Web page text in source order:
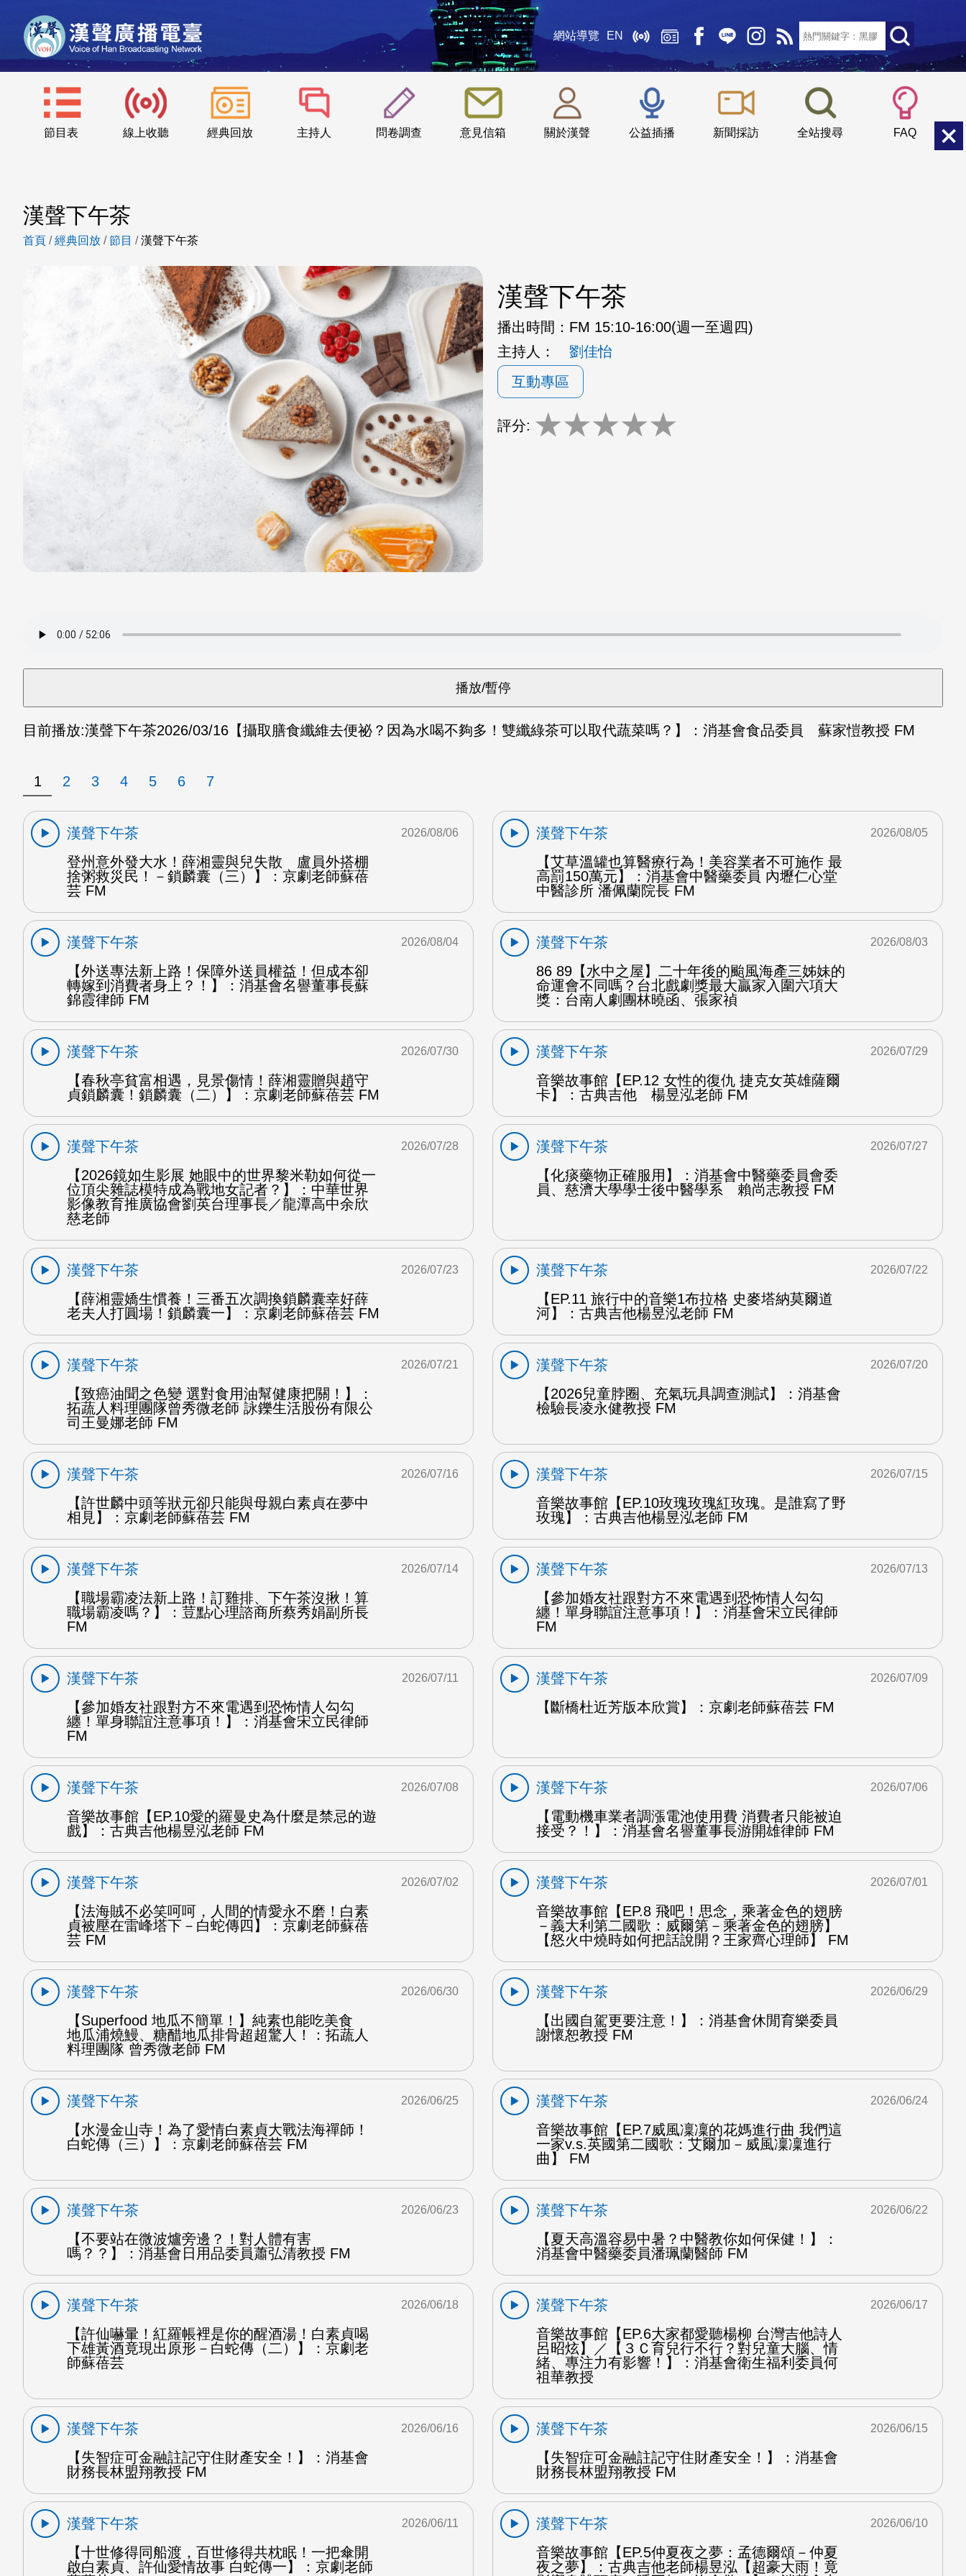
網站導覽 EN
節目表 線上收聽 經典回放 主持人 問卷調查 意見信箱 關於漢聲 公益插播 新聞採訪 全站搜尋 FAQ
::: 小 中
漢聲下午茶
首頁 /經典回放 /節目 /漢聲下午茶
漢聲下午茶
播出時間： FM 15:10-16:00(週一至週四)
主持人：
劉佳怡
互動專區
評分: ★★★★★
目前播放:漢聲下午茶2026/03/16 【攝取膳食纖維去便祕？因為水喝不夠多！雙纖綠茶可以取代蔬菜嗎？】：消基會食品委員 蘇家愷教授 FM
1 2 3 4 5 6 7
漢聲下午茶
登州意外發大水！薛湘靈與兒失散 盧員外搭棚
捨粥救災民！－鎖麟囊（三）】：京劇老師蘇蓓
芸 FM
2026/08/06
漢聲下午茶
【艾草溫罐也算醫療行為！美容業者不可施作 最
高罰150萬元】：消基會中醫藥委員 內壢仁心堂
中醫診所 潘佩蘭院長 FM
2026/08/05
漢聲下午茶
【外送專法新上路！保障外送員權益！但成本卻
轉嫁到消費者身上？！】：消基會名譽董事長蘇
錦霞律師 FM
2026/08/04
漢聲下午茶
86 89【水中之屋】二十年後的颱風海產三姊妹的
命運會不同嗎？台北戲劇獎最大贏家入圍六項大
獎：台南人劇團林曉函、張家禎
2026/08/03
漢聲下午茶
【春秋亭貧富相遇，見景傷情！薛湘靈贈與趙守
貞鎖麟囊！鎖麟囊（二）】：京劇老師蘇蓓芸 FM
2026/07/30
漢聲下午茶
音樂故事館【EP.12 女性的復仇 捷克女英雄薩爾
卡】：古典吉他 楊昱泓老師 FM
2026/07/29
漢聲下午茶
【2026鏡如生影展 她眼中的世界黎米勒如何從一
位頂尖雜誌模特成為戰地女記者？】：中華世界
影像教育推廣協會劉英台理事長／龍潭高中余欣
慈老師
2026/07/28
漢聲下午茶
【化痰藥物正確服用】：消基會中醫藥委員會委
員、慈濟大學學士後中醫學系 賴尚志教授 FM
2026/07/27
漢聲下午茶
【薛湘靈嬌生慣養！三番五次調換鎖麟囊幸好薛
老夫人打圓場！鎖麟囊一】：京劇老師蘇蓓芸 FM
2026/07/23
漢聲下午茶
【EP.11 旅行中的音樂1布拉格 史麥塔納莫爾道
河】：古典吉他楊昱泓老師 FM
2026/07/22
漢聲下午茶
【致癌油聞之色變 選對食用油幫健康把關！】：
拓蔬人料理團隊曾秀微老師 詠鑠生活股份有限公
司王曼娜老師 FM
2026/07/21
漢聲下午茶
【2026兒童脖圈、充氣玩具調查測試】：消基會
檢驗長凌永健教授 FM
2026/07/20
漢聲下午茶
【許世麟中頭等狀元卻只能與母親白素貞在夢中
相見】：京劇老師蘇蓓芸 FM
2026/07/16
漢聲下午茶
音樂故事館【EP.10玫瑰玫瑰紅玫瑰。是誰寫了野
玫瑰】：古典吉他楊昱泓老師 FM
2026/07/15
漢聲下午茶
【職場霸凌法新上路！訂雞排、下午茶沒揪！算
職場霸凌嗎？】：荳點心理諮商所蔡秀娟副所長
FM
2026/07/14
漢聲下午茶
【參加婚友社跟對方不來電遇到恐怖情人勾勾
纏！單身聯誼注意事項！】：消基會宋立民律師
FM
2026/07/13
漢聲下午茶
【參加婚友社跟對方不來電遇到恐怖情人勾勾
纏！單身聯誼注意事項！】：消基會宋立民律師
FM
2026/07/11
漢聲下午茶
【斷橋杜近芳版本欣賞】：京劇老師蘇蓓芸 FM
2026/07/09
漢聲下午茶
音樂故事館【EP.10愛的羅曼史為什麼是禁忌的遊
戲】：古典吉他楊昱泓老師 FM
2026/07/08
漢聲下午茶
【電動機車業者調漲電池使用費 消費者只能被迫
接受？！】：消基會名譽董事長游開雄律師 FM
2026/07/06
漢聲下午茶
【法海賊不必笑呵呵，人間的情愛永不磨！白素
貞被壓在雷峰塔下－白蛇傳四】：京劇老師蘇蓓
芸 FM
2026/07/02
漢聲下午茶
音樂故事館【EP.8 飛吧！思念，乘著金色的翅膀
－義大利第二國歌：威爾第－乘著金色的翅膀】
【怒火中燒時如何把話說開？王家齊心理師】 FM
2026/07/01
漢聲下午茶
【Superfood 地瓜不簡單！】純素也能吃美食
地瓜浦燒鰻、糖醋地瓜排骨超超驚人！：拓蔬人
料理團隊 曾秀微老師 FM
2026/06/30
漢聲下午茶
【出國自駕更要注意！】：消基會休閒育樂委員
謝懷恕教授 FM
2026/06/29
漢聲下午茶
【水漫金山寺！為了愛情白素貞大戰法海禪師！
白蛇傳（三）】：京劇老師蘇蓓芸 FM
2026/06/25
漢聲下午茶
音樂故事館【EP.7威風凜凜的花媽進行曲 我們這
一家v.s.英國第二國歌：艾爾加－威風凜凜進行
曲】 FM
2026/06/24
漢聲下午茶
【不要站在微波爐旁邊？！對人體有害
嗎？？】：消基會日用品委員蕭弘清教授 FM
2026/06/23
漢聲下午茶
【夏天高溫容易中暑？中醫教你如何保健！】：
消基會中醫藥委員潘珮蘭醫師 FM
2026/06/22
漢聲下午茶
【許仙嚇暈！紅羅帳裡是你的醒酒湯！白素貞喝
下雄黃酒竟現出原形－白蛇傳（二）】：京劇老
師蘇蓓芸
2026/06/18
漢聲下午茶
音樂故事館【EP.6大家都愛聽楊柳 台灣吉他詩人
呂昭炫】／【３Ｃ育兒行不行？對兒童大腦、情
緒、專注力有影響！】：消基會衛生福利委員何
祖華教授
2026/06/17
漢聲下午茶
【失智症可金融註記守住財產安全！】：消基會
財務長林盟翔教授 FM
2026/06/16
漢聲下午茶
【失智症可金融註記守住財產安全！】：消基會
財務長林盟翔教授 FM
2026/06/15
漢聲下午茶
【十世修得同船渡，百世修得共枕眠！一把傘開
啟白素貞、許仙愛情故事 白蛇傳一】：京劇老師
2026/06/11
漢聲下午茶
音樂故事館【EP.5仲夏夜之夢：孟德爾頌－仲夏
夜之夢】：古典吉他老師楊昱泓【超豪大雨！竟
2026/06/10